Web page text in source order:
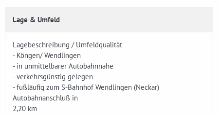
Lage & Umfeld
Lagebeschreibung / Umfeldqualität
- Köngen/ Wendlingen
- in unmittelbarer Autobahnnähe
- verkehrsgünstig gelegen
- fußläufig zum S-Bahnhof Wendlingen (Neckar)
Autobahnanschluß in
2,20 km